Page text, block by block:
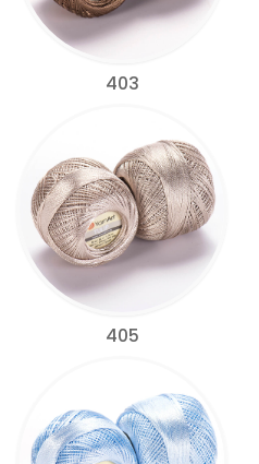
403
405